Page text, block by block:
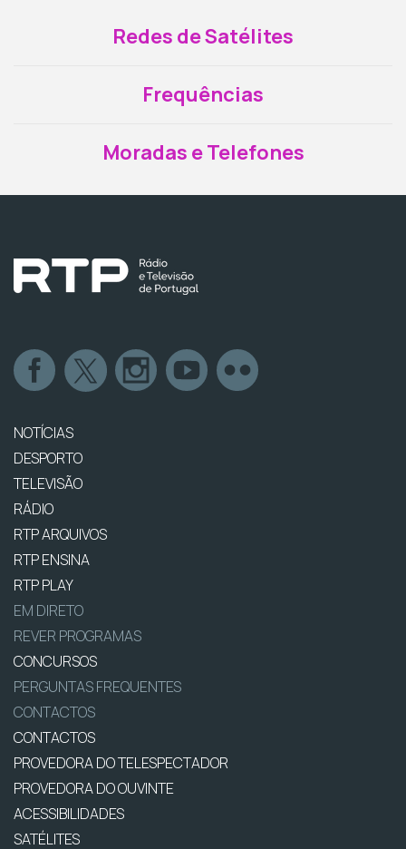
Redes de Satélites
Frequências
Moradas e Telefones
NOTÍCIAS
DESPORTO
TELEVISÃO
RÁDIO
RTP ARQUIVOS
RTP ENSINA
RTP PLAY
EM DIRETO
REVER PROGRAMAS
CONCURSOS
PERGUNTAS FREQUENTES
CONTACTOS
CONTACTOS
PROVEDORA DO TELESPECTADOR
PROVEDORA DO OUVINTE
ACESSIBILIDADES
SATÉLITES